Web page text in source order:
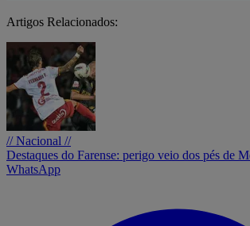
Artigos Relacionados:
// Nacional //
Destaques do Farense: perigo veio dos pés de
WhatsApp